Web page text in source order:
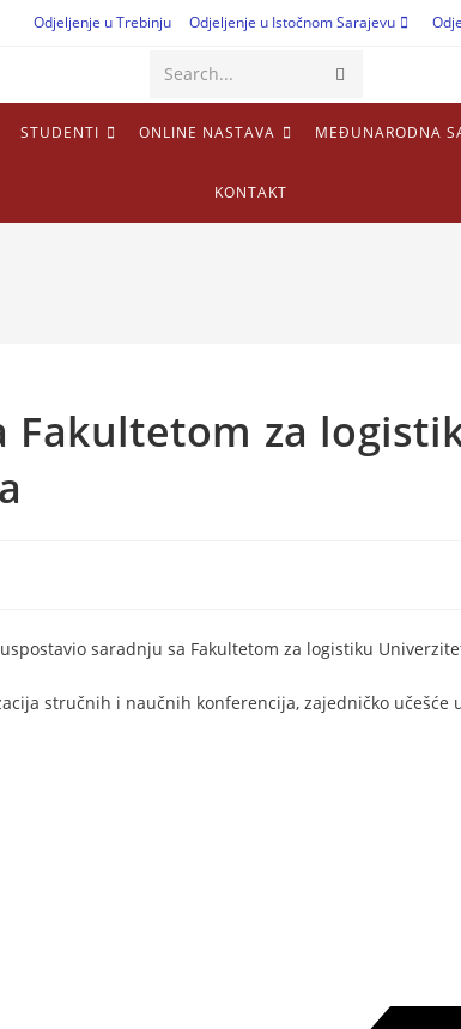
Odjeljenje u Trebinju Odjeljenje u Istočnom Sarajevu
Search...
STUDENTI ONLINE NASTAVA MEĐUNARODNA
KONTAKT
Fakultetom za
saradnju sa Fakultetom za logistiku
stručnih i naučnih konferencija, zajedničko učešće